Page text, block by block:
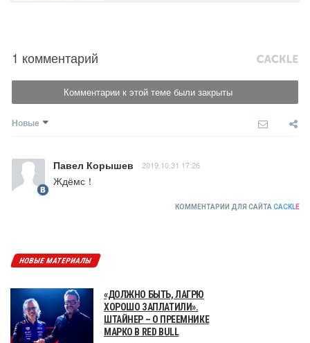
1 комментарий
Комментарии к этой теме были закрыты
Новые
Павел Корышев 2019.10.31 17:26
Ждёмс！
КОММЕНТАРИИ ДЛЯ САЙТА CACKLE
НОВЫЕ МАТЕРИАЛЫ
«ДОЛЖНО БЫТЬ, ЛАГРЮ
ХОРОШО ЗАПЛАТИЛИ».
ШТАЙНЕР – О ПРЕЕМНИКЕ
МАРКО В RED BULL